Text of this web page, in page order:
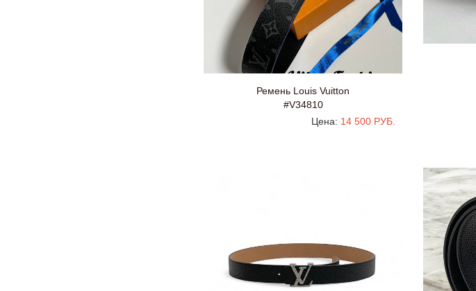
Ремень Louis Vuitton
#V34810
Цена: 14 500 РУБ.